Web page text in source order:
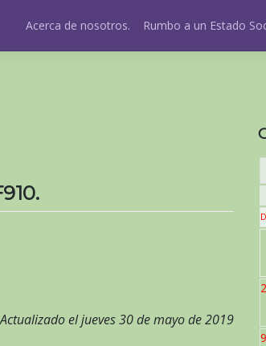
Acerca de nosotros. Rumbo a un Estado
Actualizado el jueves 30 de mayo de 2019
2
9